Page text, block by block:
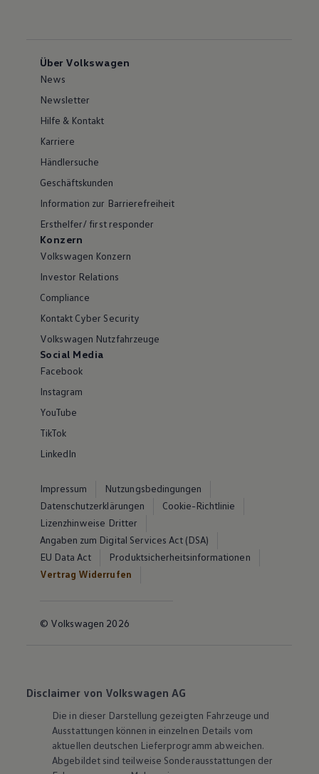
Über Volkswagen
News
Newsletter
Hilfe & Kontakt
Karriere
Händlersuche
Geschäftskunden
Information zur Barrierefreiheit
Ersthelfer/ first responder
Konzern
Volkswagen Konzern
Investor Relations
Compliance
Kontakt Cyber Security
Volkswagen Nutzfahrzeuge
Social Media
Facebook
Instagram
YouTube
TikTok
LinkedIn
Impressum
Nutzungsbedingungen
Datenschutzerklärungen
Cookie-Richtlinie
Lizenzhinweise Dritter
Angaben zum Digital Services Act (DSA)
EU Data Act
Produktsicherheitsinformationen
Vertrag Widerrufen
© Volkswagen 2026
Disclaimer von Volkswagen AG
Die in dieser Darstellung gezeigten Fahrzeuge und
Ausstattungen können in einzelnen Details vom
aktuellen deutschen Lieferprogramm abweichen.
Abgebildet sind teilweise Sonderausstattungen der